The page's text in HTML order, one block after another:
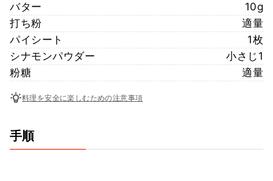
バター
10g
打ち粉
適量
パイシート
1枚
シナモンパウダー
小さじ1
粉糖
適量
料理を安全に楽しむための注意事項
手順